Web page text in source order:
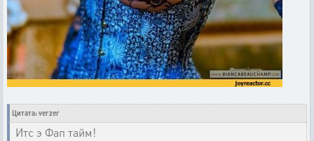
Цитата: verzer
Итс э Фап тайм!